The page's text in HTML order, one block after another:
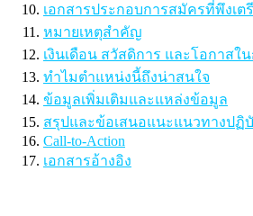
เอกสารประกอบการสมัครที่พึงเต
หมายเหตุสำคัญ
เงินเดือน สวัสดิการ และโอกาสใ
ทำไมตำแหน่งนี้ถึงน่าสนใจ
ข้อมูลเพิ่มเติมและแหล่งข้อมูล
สรุปและข้อเสนอแนะแนวทางปฏิ
Call-to-Action
เอกสารอ้างอิง